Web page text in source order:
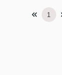
1